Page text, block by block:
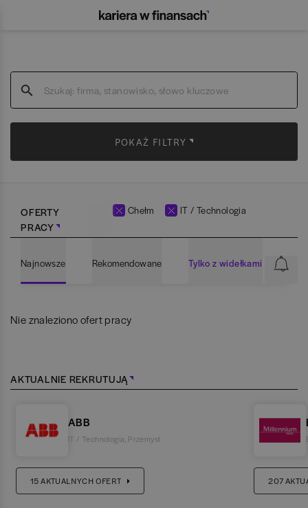
POKAŻ FILTRY
OFERTY
PRACY
Chełm IT / Technologia
Najnowsze Rekomendowane Tylko z widełkami
Nie znaleziono ofert pracy
AKTUALNIE REKRUTUJĄ
ABB
IT / Technologia Przemysł
15AKTUALNYCH OFERT 207